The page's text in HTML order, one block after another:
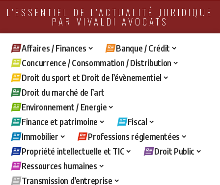
L'ESSENTIEL DE L'ACTUALITÉ JURIDIQUE
PAR VIVALDI AVOCATS
Affaires / Finances
Banque / Crédit
Concurrence / Consommation / Distribution
Droit du sport et Droit de l’évènementiel
Droit du marché de l’art
Environnement / Energie
Finance et patrimoine
Fiscal
Immobilier
Professions réglementées
Propriété intellectuelle et TIC
Droit Public
Ressources humaines
Transmission d’entreprise